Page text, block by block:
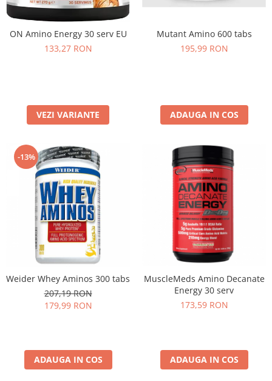
Under Armour
Universal
Vitargo
ON Amino Energy 30 serv EU
133,27 RON
VEZI VARIANTE
Mutant Amino 600 tabs
195,99 RON
ADAUGA IN COS
-13%
Weider Whey Aminos 300 tabs
207,19 RON
179,99 RON
ADAUGA IN COS
MuscleMeds Amino Decanate
Energy 30 serv
173,59 RON
ADAUGA IN COS